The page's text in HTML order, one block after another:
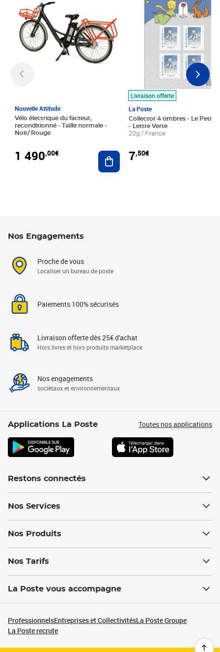
Nouvelle Attitude
Vélo électrique du facteur,
reconditionné - Taille normale -
Noir/ Rouge
1 490,00€ Ajouter au panier
Livraison offerte
La Poste
Collector 4 timbres - Le Petit
- Lettre Verte
20g / France
7,50€
Nos Engagements
Proche de vous
Localiser un bureau de poste
Paiements 100% sécurisés
Livraison offerte dès 25€ d'achat
Hors livres et hors produits marketplace
Nos engagements
sociétaux et environnementaux
Applications La Poste Toutes nos applications
Restons connectés
Nos Services
Nos Produits
Nos Tarifs
La Poste vous accompagne
ProfessionnelsEntreprises et CollectivitésLa Poste Groupe
La Poste recrute